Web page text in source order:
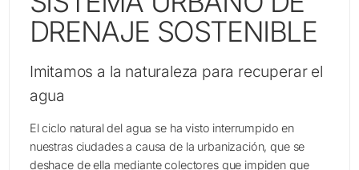
DRENAJE SOSTENIBLE
Imitamos a la naturaleza para recuperar el
agua
El ciclo natural del agua se ha visto interrumpido en
nuestras ciudades a causa de la urbanización, que se
deshace de ella mediante colectores que impiden que